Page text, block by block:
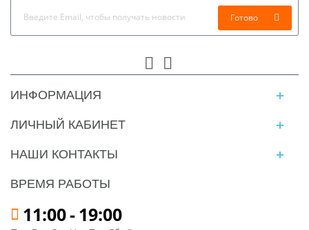
Готово
ИНФОРМАЦИЯ
ЛИЧНЫЙ КАБИНЕТ
НАШИ КОНТАКТЫ
ВРЕМЯ РАБОТЫ
11:00-19:00